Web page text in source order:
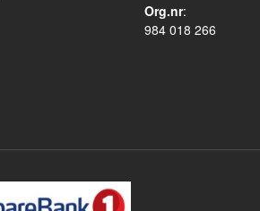
Org.nr:
984 018 266